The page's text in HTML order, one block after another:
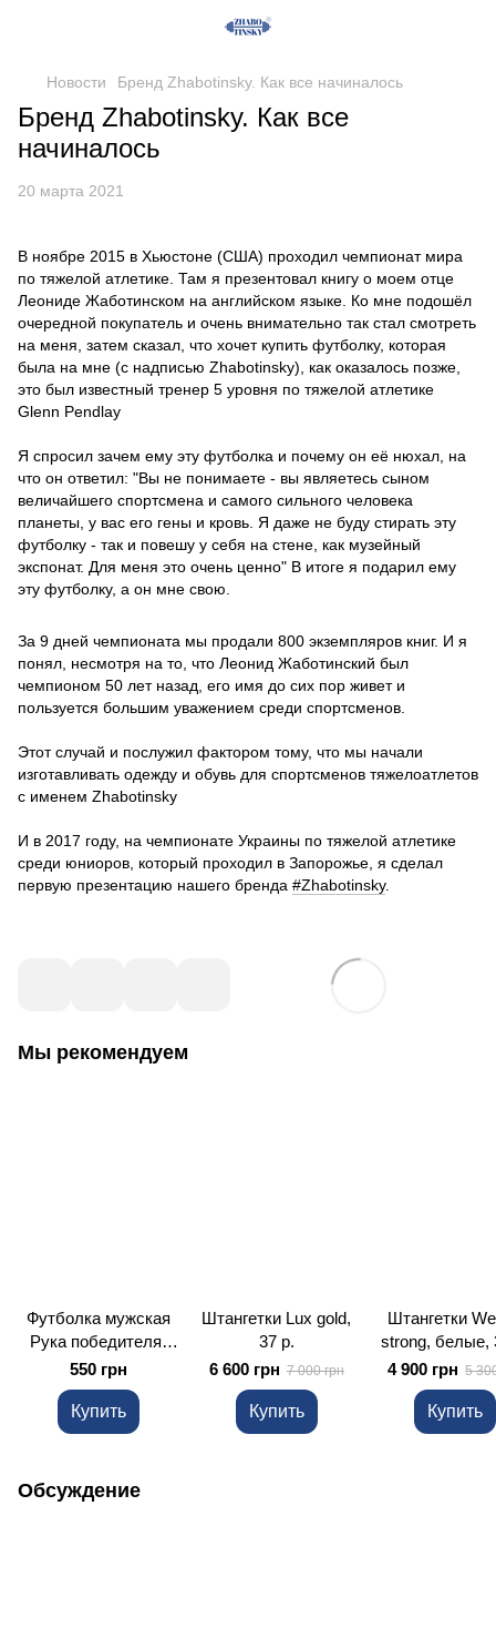
Новости Бренд Zhabotinsky. Как все начиналось
Бренд Zhabotinsky. Как все
начиналось
20 марта 2021
В ноябре 2015 в Хьюстоне (США) проходил чемпионат мира
по тяжелой атлетике. Там я презентовал книгу о моем отце
Леониде Жаботинском на английском языке. Ко мне подошёл
очередной покупатель и очень внимательно так стал смотреть
на меня, затем сказал, что хочет купить футболку, которая
была на мне (с надписью Zhabotinsky), как оказалось позже,
это был известный тренер 5 уровня по тяжелой атлетике
Glenn Pendlay
Я спросил зачем ему эту футболка и почему он её нюхал, на
что он ответил: "Вы не понимаете - вы являетесь сыном
величайшего спортсмена и самого сильного человека
планеты, у вас его гены и кровь. Я даже не буду стирать эту
футболку - так и повешу у себя на стене, как музейный
экспонат. Для меня это очень ценно" В итоге я подарил ему
эту футболку, а он мне свою.
За 9 дней чемпионата мы продали 800 экземпляров книг. И я
понял, несмотря на то, что Леонид Жаботинский был
чемпионом 50 лет назад, его имя до сих пор живет и
пользуется большим уважением среди спортсменов.
Этот случай и послужил фактором тому, что мы начали
изготавливать одежду и обувь для спортсменов тяжелоатлетов
с именем Zhabotinsky
И в 2017 году, на чемпионате Украины по тяжелой атлетике
среди юниоров, который проходил в Запорожье, я сделал
первую презентацию нашего бренда #Zhabotinsky.
Мы рекомендуем
Футболка мужская
Рука победителя,
синяя, S
550 грн
Купить
Штангетки Lux gold,
37 р.
6 600 грн 7 000 грн
Купить
Штангетки
strong, белые,
4 900 грн 5
Купить
Обсуждение